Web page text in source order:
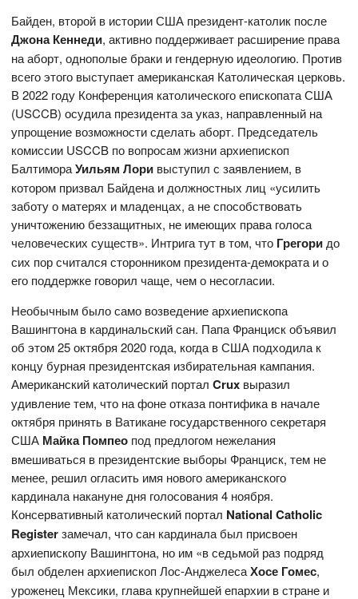
Байден, второй в истории США президент-католик после
Джона Кеннеди, активно поддерживает расширение права
на аборт, однополые браки и гендерную идеологию. Против
всего этого выступает американская Католическая церковь.
В 2022 году Конференция католического епископата США
(USCCB) осудила президента за указ, направленный на
упрощение возможности сделать аборт. Председатель
комиссии USCCB по вопросам жизни архиепископ
БалтимораУильям Лори выступил с заявлением, в
котором призвал Байдена и должностных лиц «усилить
заботу о матерях и младенцах, а не способствовать
уничтожению беззащитных, не имеющих права голоса
человеческих существ». Интрига тут в том, что Грегоридо
сих пор считался сторонником президента-демократа и о
его поддержке говорил чаще, чем о несогласии.
Необычным было само возведение архиепископа
Вашингтона в кардинальский сан. Папа Франциск объявил
об этом 25 октября 2020 года, когда в США подходила к
концу бурная президентская избирательная кампания.
Американский католический порталCrux выразил
удивление тем, что на фоне отказа понтифика в начале
октября принять в Ватикане государственного секретаря
США Майка Помпео под предлогом нежелания
вмешиваться в президентские выборы Франциск, тем не
менее, решил огласить имя нового американского
кардинала накануне дня голосования 4 ноября.
Консервативный католический портал National Catholic
Registerзамечал, что сан кардинала был присвоен
архиепископу Вашингтона, но им «в седьмой раз подряд
был обделен архиепископ Лос-АнджелесаХосе Гомес,
уроженец Мексики, глава крупнейшей епархии в стране и